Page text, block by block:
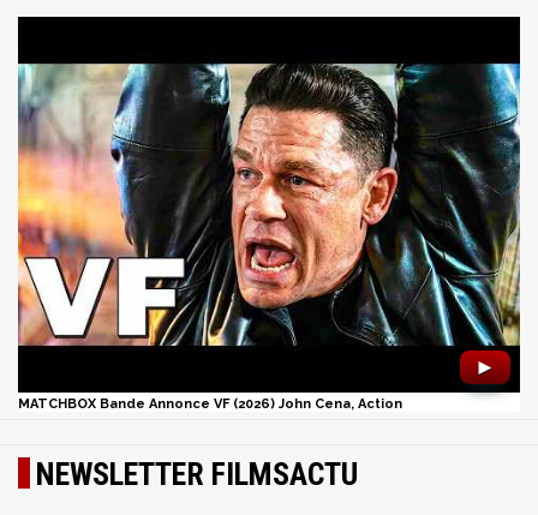
►
MATCHBOX Bande Annonce VF (2026) John Cena, Action
NEWSLETTER FILMSACTU